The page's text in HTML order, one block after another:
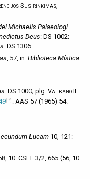
Susirinkimas,
Michaelis Palaeologi
Deus: DS 1002;
: DS 1306.
, 57, in: Biblioteca Mística
: DS 1000; plg. Vatikano II
: AAS 57 (1965) 54.
Lucam 10, 121:
10: CSEL 3/2, 665 (56, 10: